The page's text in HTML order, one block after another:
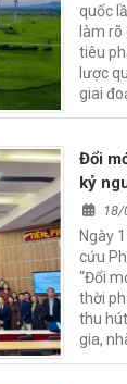
quốc
làm rõ
tiêu
lược
giai
Đổi
kỷ
18/
Ngày
cứu
“Đổi
thời
thu
gia,